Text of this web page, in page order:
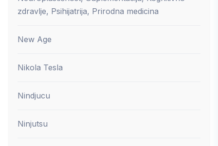
zdravlje, Psihijatrija, Prirodna medicina
New Age
Nikola Tesla
Nindjucu
Ninjutsu